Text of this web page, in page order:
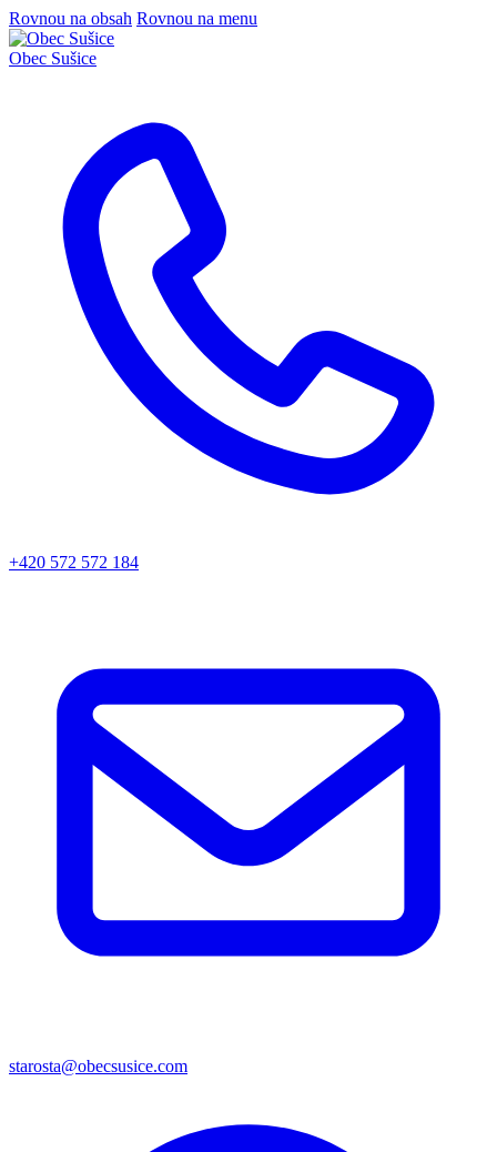
Rovnou na obsah Rovnou na menu
Obec Sušice
+420 572 572 184
starosta@obecsusice.com